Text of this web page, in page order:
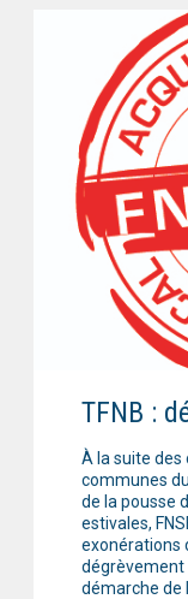
TFNB :
À la suite des
communes
de la pousse
estivales,
exonérations
dégrèvement
démarche de